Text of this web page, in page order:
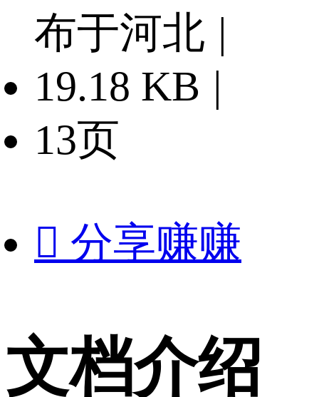
布于河北 |
19.18 KB |
13页
 分享赚赚
文档介绍